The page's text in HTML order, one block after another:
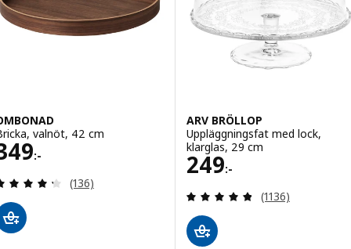
valnöt, 42 cm
:-
349:-
Recensera: 4.3 utav 5 stjärnor. Totalt antal
(136)
ARV BRÖLLOP
Uppläggningsfat med lock,
klarglas, 29 cm
249:-
Pris 249:-
Recensera:
(1136)